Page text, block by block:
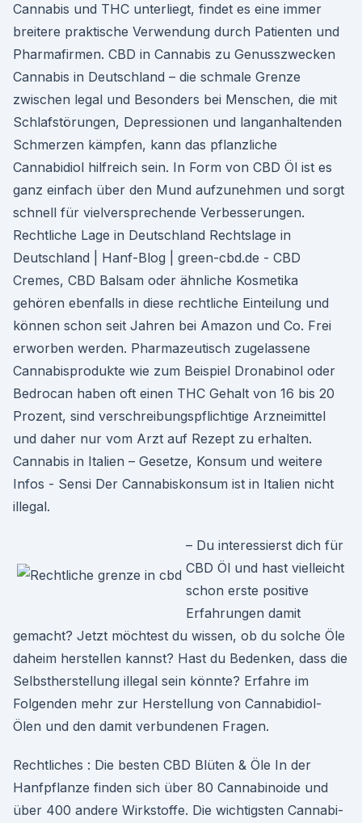
Cannabis und THC unterliegt, findet es eine immer
breitere praktische Verwendung durch Patienten und
Pharmafirmen. CBD in Cannabis zu Genusszwecken
Cannabis in Deutschland – die schmale Grenze
zwischen legal und Besonders bei Menschen, die mit
Schlafstörungen, Depressionen und langanhaltenden
Schmerzen kämpfen, kann das pflanzliche
Cannabidiol hilfreich sein. In Form von CBD Öl ist es
ganz einfach über den Mund aufzunehmen und sorgt
schnell für vielversprechende Verbesserungen.
Rechtliche Lage in Deutschland Rechtslage in
Deutschland | Hanf-Blog | green-cbd.de - CBD
Cremes, CBD Balsam oder ähnliche Kosmetika
gehören ebenfalls in diese rechtliche Einteilung und
können schon seit Jahren bei Amazon und Co. Frei
erworben werden. Pharmazeutisch zugelassene
Cannabisprodukte wie zum Beispiel Dronabinol oder
Bedrocan haben oft einen THC Gehalt von 16 bis 20
Prozent, sind verschreibungspflichtige Arzneimittel
und daher nur vom Arzt auf Rezept zu erhalten.
Cannabis in Italien – Gesetze, Konsum und weitere
Infos - Sensi Der Cannabiskonsum ist in Italien nicht
illegal.
– Du interessierst dich für
CBD Öl und hast vielleicht
schon erste positive
Erfahrungen damit
gemacht? Jetzt möchtest du wissen, ob du solche Öle
daheim herstellen kannst? Hast du Bedenken, dass die
Selbstherstellung illegal sein könnte? Erfahre im
Folgenden mehr zur Herstellung von Cannabidiol-
Ölen und den damit verbundenen Fragen.
Rechtliches : Die besten CBD Blüten & Öle In der
Hanf­pflanze find­en sich über 80 Cannabi­noide und
über 400 andere Wirk­stoffe. Die wichtig­sten Cannabi­